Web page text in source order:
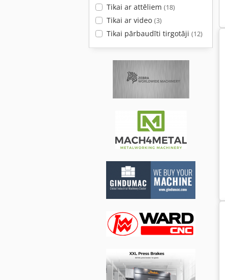
Tikai ar attēliem (18)
Tikai ar video (3)
Tikai pārbaudīti tirgotāji (12)
Lvd Lvd Impuls 3020